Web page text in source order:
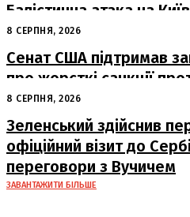
Балістична атака на
руйнування
8 СЕРПНЯ, 2026
Сенат США підтримав
про жорсткі санкції
Ірану
8 СЕРПНЯ, 2026
Зеленський здійснив
офіційний візит до
переговори з Вучичем
ЗАВАНТАЖИТИ БІЛЬШЕ